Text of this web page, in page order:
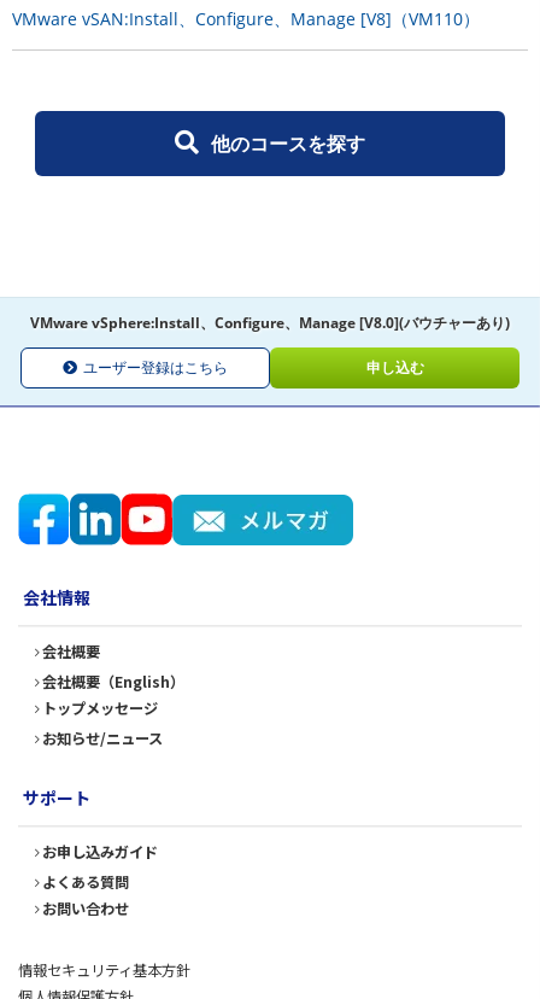
VMware vSAN:Install、Configure、Manage [V8]（VM110）
他のコースを探す
VMware vSphere:Install、Configure、Manage [V8.0](バウチャーあり)
ユーザー登録はこちら 申し込む
会社情報
会社概要
会社概要（English）
トップメッセージ
お知らせ/ニュース
サポート
お申し込みガイド
よくある質問
お問い合わせ
情報セキュリティ基本方針